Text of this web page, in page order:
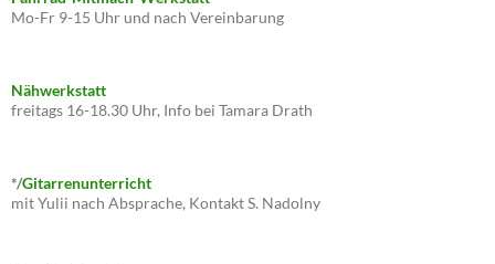
Mo-Fr 9-15 Uhr und nach Vereinbarung
Nähwerkstatt
freitags 16-18.30 Uhr, Info bei Tamara Drath
*/Gitarrenunterricht
mit Yulii nach Absprache, Kontakt S. Nadolny